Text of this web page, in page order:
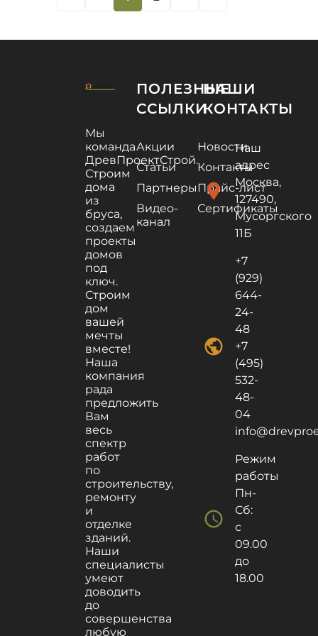
Мы
команда
ДревПроектСтрой.
Строим
дома
из
бруса,
создаем
проекты
домов
под
ключ.
Строим
дом
вашей
мечты
вместе!
Наша
компания
рада
предложить
Вам
весь
спектр
работ
по
строительству,
ремонту
и
отделке
зданий.
Наши
специалисты
умеют
доводить
до
совершенства
любую
ПОЛЕЗНЫЕ
ССЫЛКИ
Акции
Новости
Статьи
Контакты
ПартнерыПрайс-лист
Видео-
канал
Сертификаты
НАШИ
КОНТАКТЫ
location_on
Наш
адрес
Москва,
127490,
Мусоргского
11Б
public
+7
(929)
644-
24-
48
+7
(495)
532-
48-
04
schedule
Режим
работы
Пн-
Сб:
с
09.00
до
18.00